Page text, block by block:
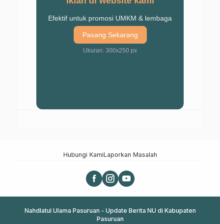
Efektif untuk promosi UMKM & lembaga
Pasang Sekarang
Ukuran: 300x250 px
Hubungi KamiLaporkan Masalah
Nahdlatul Ulama Pasuruan - Update Berita NU di Kabupaten
Pasuruan